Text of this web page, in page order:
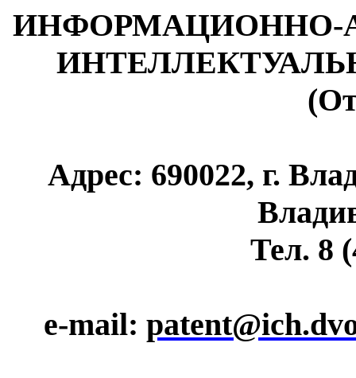
ИНФОРМАЦИОННО-
Адрес: 690022, г.
Тел. 8
e-mail: patent